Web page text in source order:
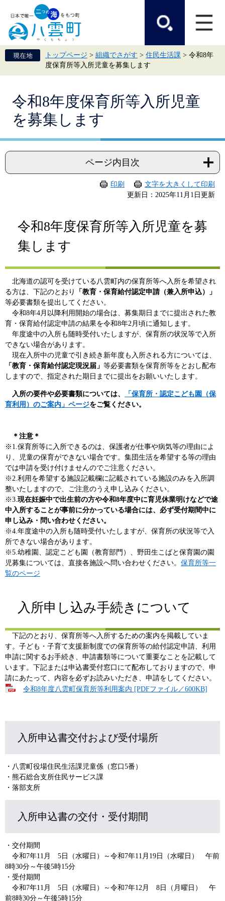
頭
で
飛
ば
て
トップページ > 組織でさがす > 住民生活課 > 令和8年
度保育所等入所児童を募集します
令和8年度保育所等入所児童
を募集します
ページ内目次
印刷
文字を大きくして印刷
更新日：2025年11月1日更新
令和8年度保育所等入所児童を募
集します
北海道の認可を受けている八雲町内の保育所等へ入所を希望され
る方は、下記のとおり
「教育・保育給付認定申請（兼入所申込）」
等必要書類を提出してください。
令和8年4月以降利用開始の場合は、募集期日までに提出された教
育・保育給付認定申請の結果を令和8年2月頃に通知します。
年度途中の入所も随時受付いたしますが、保育所の状況等で入所
できない場合があります。
現在入所中の児童で引き続き新年度も入所される方については、
「教育・保育給付認定現況届」 等必要書類を保育所等をとおし配布
しますので、指定された期日までに提出をお願いいたします。
入所の要件や必要書類については、
「保育所・認定こども園（保
育利用）のご案内」ページをご覧ください。
＊注意＊
※1.保育所等に入所できるのは、保護者が仕事や病気等の理由によ
り、児童の保育ができない場合です。集団生活を希望する等の理由
では申請を受け付けませんのでご注意ください。
※2.​利用を希望する施設記載欄に記載されている施設のみを入所調
整いたしますので、ご注意のうえ申し込みください。
※3.​現在妊娠中で出生前の方や令和8年度中に育児休業明けなどで途
中入所することが事前に分かっている場合には、必ず受付期間中に
申し込み・問い合わせください。
※4.年度途中の入所も随時受付いたしますが、保育所の状況等で入
所できない場合があります。​
※5.幼稚園、認定こども園（教育部門）、野田生こばと保育園の園
児募集については、直接各施設へ問い合わせください。 保育所等一
覧のページ
入所申し込み手続きについて
下記のとおり、保育所等へ入所するための案内を掲載していま
す。子ども・子育て支援新制度での保育所等の給付認定申請、利用
申請に関するお手続き、申請書類等について重要なことを記載して
います。下記または申込書受付窓口にて配布しておりますので、申
請にあたって、内容を必ずお読みいただき、申請をしてください。
令和8年度八雲町保育所等利用案内 [PDFファイル／600KB]
入所申込書交付および受付場所
・八雲町役場住民生活課児童係（窓口5番）
・熊石総合支所住民サービス課
・落部支所
入所申込書の交付・受付期間
・交付期間
令和7年11月 5日（水曜日）～令和7年11月19日（水曜日） 午前
8時30分～午後5時15分
・受付期間
​ 令和7年11月 5日（水曜日）～令和7年12月 8日（月曜日） 午
前8時30分～午後5時15分